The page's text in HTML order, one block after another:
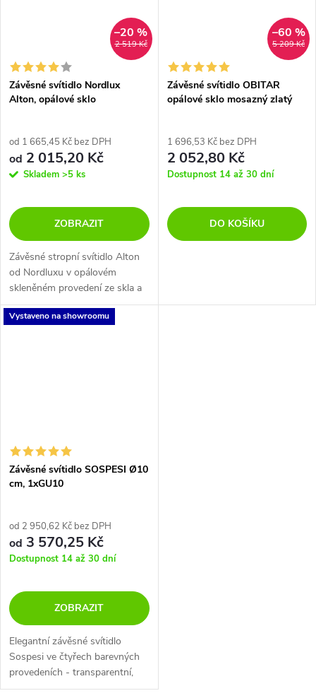
2 519 Kč
–20 %
Závěsné svítidlo Nordlux
Alton, opálové sklo
od 1 665,45 Kč bez DPH
od 2 015,20 Kč
Skladem >5 ks
ZOBRAZIT
Závěsné stropní svítidlo Alton
od Nordluxu v opálovém
skleněném provedení ze skla a
mosazi, je určené pro žárovku s
paticí E27 60W. Toto svítidlo v
5 209 Kč
–60 %
Závěsné svítidlo OBITAR
opálové sklo mosazný zlatý
1 696,53 Kč bez DPH
2 052,80 Kč
Dostupnost 14 až 30 dní
DO KOŠÍKU
Vystaveno na showroomu
Závěsné svítidlo SOSPESI Ø10
cm, 1xGU10
od 2 950,62 Kč bez DPH
od 3 570,25 Kč
Dostupnost 14 až 30 dní
ZOBRAZIT
Elegantní závěsné svítidlo
Sospesi ve čtyřech barevných
provedeních - transparentní,
kouřová, zlatá, měděná.